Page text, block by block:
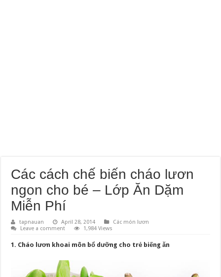
Các cách chế biến cháo lươn
ngon cho bé – Lớp Ăn Dặm
Miễn Phí
tapnauan April 28, 2014
Các món lươn
Leave a comment
1,984 Views
1. Cháo lươn khoai môn bổ dưỡng cho trẻ biếng ăn